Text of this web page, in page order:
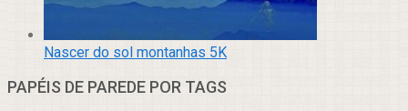
Nascer do sol montanhas 5K
PAPÉIS DE PAREDE POR TAGS